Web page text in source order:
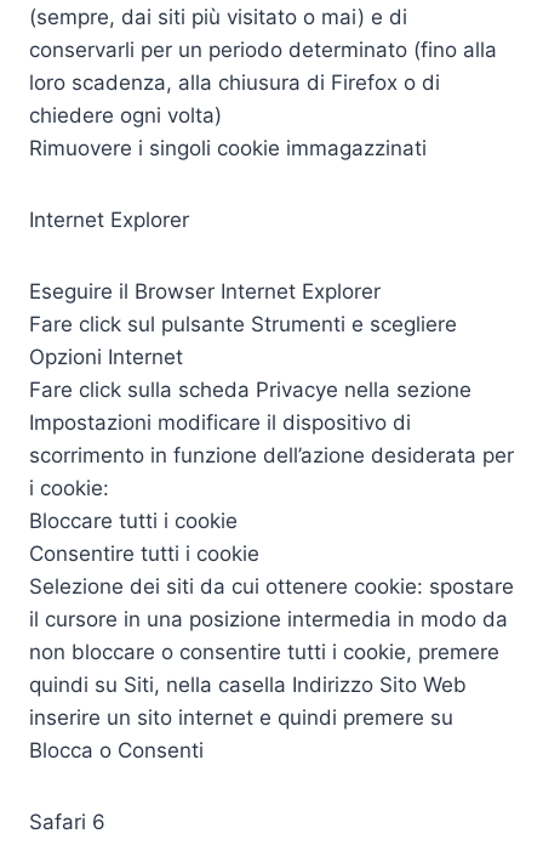
(sempre, dai siti più visitato o mai) e di
conservarli per un periodo determinato (fino alla
loro scadenza, alla chiusura di Firefox o di
chiedere ogni volta)
Rimuovere i singoli cookie immagazzinati
Internet Explorer
Eseguire il Browser Internet Explorer
Fare click sul pulsante Strumenti e scegliere
Opzioni Internet
Fare click sulla scheda Privacye nella sezione
Impostazioni modificare il dispositivo di
scorrimento in funzione dell’azione desiderata per
i cookie:
Bloccare tutti i cookie
Consentire tutti i cookie
Selezione dei siti da cui ottenere cookie: spostare
il cursore in una posizione intermedia in modo da
non bloccare o consentire tutti i cookie, premere
quindi su Siti, nella casella Indirizzo Sito Web
inserire un sito internet e quindi premere su
Blocca o Consenti
Safari 6